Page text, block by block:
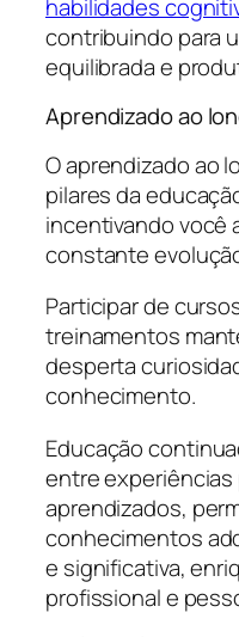
habilidades
contribuindo para
equilibrada e
Aprendizado ao
O aprendizado ao
pilares da
incentivando você
constante
Participar de
treinamentos
desperta
conhecimento.
Educação
entre
aprendizados,
conhecimentos
e significativa,
profissional e